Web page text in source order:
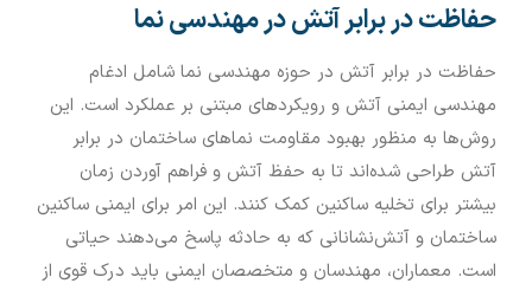
حفاظت در برابر آتش در مهندسی نما
حفاظت در برابر آتش در حوزه مهندسی نما شامل ادغام
مهندسی ایمنی آتش و رویکردهای مبتنی بر عملکرد است. این
روش‌ها به منظور بهبود مقاومت نماهای ساختمان در برابر
آتش طراحی شده‌اند تا به حفظ آتش و فراهم آوردن زمان
بیشتر برای تخلیه ساکنین کمک کنند. این امر برای ایمنی ساکنین
ساختمان و آتش‌نشانانی که به حادثه پاسخ می‌دهند حیاتی
است. معماران، مهندسان و متخصصان ایمنی باید درک قوی از